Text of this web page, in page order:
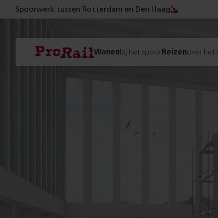
Spoorwerk tussen Rotterdam en Den Haag
Navigatie
Homepage
ProRail
Wonenbij het spoorReizenover het